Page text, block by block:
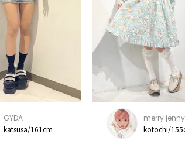
GYDA
katsusa/161cm
merry jenny
kotochi/